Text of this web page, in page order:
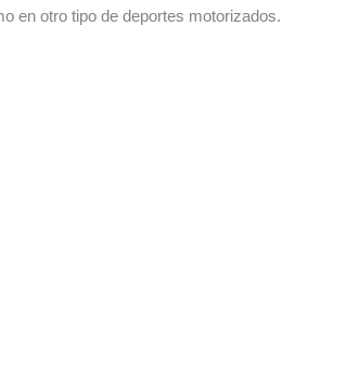
en otro tipo de deportes motorizados.